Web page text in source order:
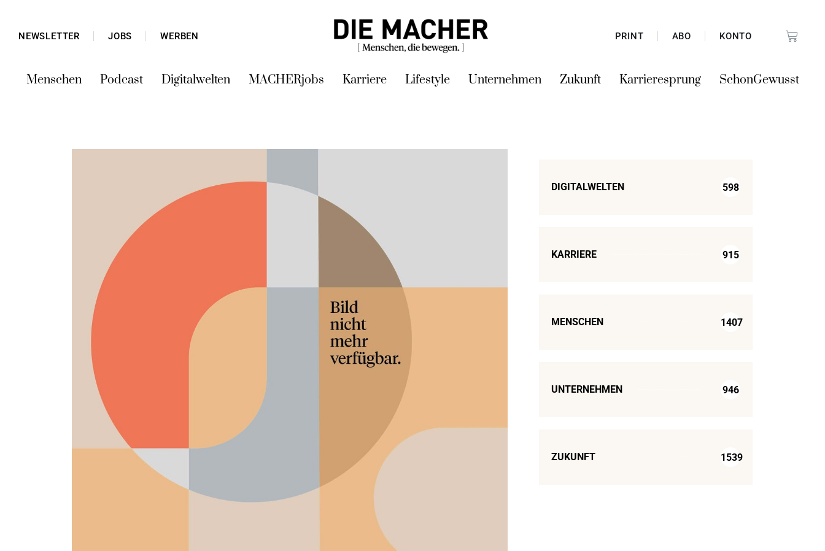
NEWSLETTER JOBS WERBEN PRINT ABO KONTO
Menschen Podcast Digitalwelten MACHERjobs Karriere Lifestyle Unternehmen Zukunft Karrieresprung SchonGewusst
DIGITALWELTEN 598
KARRIERE 915
MENSCHEN 1407
UNTERNEHMEN 946
ZUKUNFT 1539